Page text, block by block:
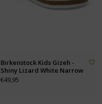
Birkenstock Kids Gizeh -
Shiny Lizard White Narrow
€49,95